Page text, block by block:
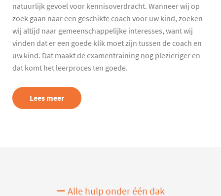
natuurlijk gevoel voor kennisoverdracht. Wanneer wij op
zoek gaan naar een geschikte coach voor uw kind, zoeken
wij altijd naar gemeenschappelijke interesses, want wij
vinden dat er een goede klik moet zijn tussen de coach en
uw kind. Dat maakt de examentraining nog plezieriger en
dat komt het leerproces ten goede.
Lees meer
Alle hulp onder één dak